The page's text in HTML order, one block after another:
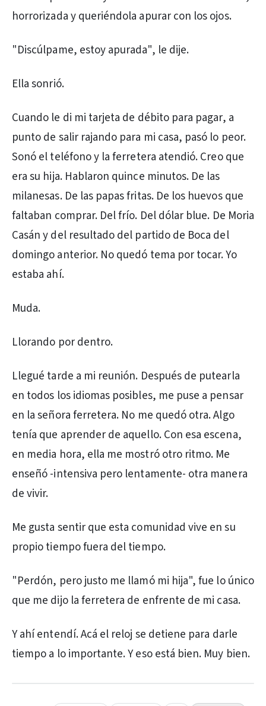
horrorizada y queriéndola apurar con los ojos.
"Discúlpame, estoy apurada", le dije.
Ella sonrió.
Cuando le di mi tarjeta de débito para pagar, a
punto de salir rajando para mi casa, pasó lo peor.
Sonó el teléfono y la ferretera atendió. Creo que
era su hija. Hablaron quince minutos. De las
milanesas. De las papas fritas. De los huevos que
faltaban comprar. Del frío. Del dólar blue. De Moria
Casán y del resultado del partido de Boca del
domingo anterior. No quedó tema por tocar. Yo
estaba ahí.
Muda.
Llorando por dentro.
Llegué tarde a mi reunión. Después de putearla
en todos los idiomas posibles, me puse a pensar
en la señora ferretera. No me quedó otra. Algo
tenía que aprender de aquello. Con esa escena,
en media hora, ella me mostró otro ritmo. Me
enseñó -intensiva pero lentamente- otra manera
de vivir.
Me gusta sentir que esta comunidad vive en su
propio tiempo fuera del tiempo.
"Perdón, pero justo me llamó mi hija", fue lo único
que me dijo la ferretera de enfrente de mi casa.
Y ahí entendí. Acá el reloj se detiene para darle
tiempo a lo importante. Y eso está bien. Muy bien.